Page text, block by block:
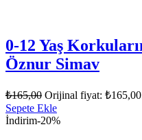
0-12 Yaş
Öznur Simav
₺165,00 Orijinal fiyat:
Sepete Ekle
İndirim-20%